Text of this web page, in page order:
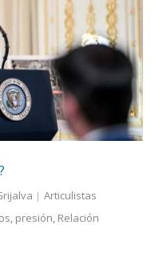
Articulistas
, presión, Relación